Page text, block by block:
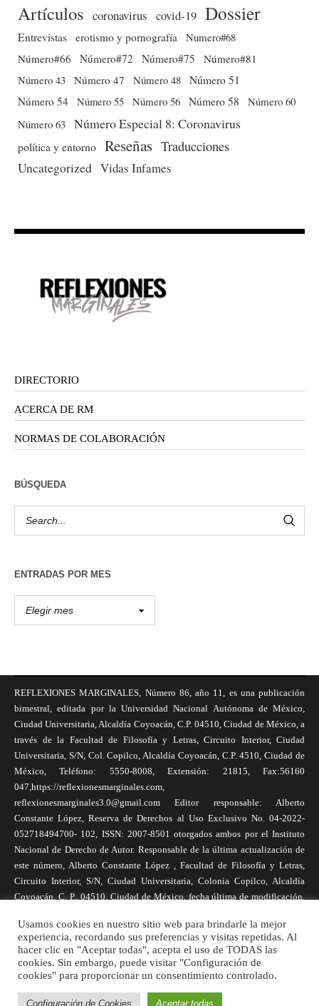
Artículos coronavirus covid-19 Dossier
Entrevistas erotismo y pornografía Numero#68
Número#66
Número#72 Número#75
Número#81
Número 43 Número 47 Número 48 Número 51
Número 54 Número 55 Número 56 Número 58
Número 60
Número 63 Número Especial 8: Coronavirus
política y entorno Reseñas Traducciones
Uncategorized Vidas Infames
DIRECTORIO
ACERCA DE RM
NORMAS DE COLABORACIÓN
BÚSQUEDA
ENTRADAS POR MES
REFLEXIONES MARGINALES, Número 86, año 11, es una publicación
bimestral, editada por la Universidad Nacional Autónoma de México,
Ciudad Universitaria, Alcaldía Coyoacán, C.P. 04510, Ciudad de México, a
través de la Facultad de Filosofía y Letras, Circuito Interior, Ciudad
Universitaria, S/N, Col. Copilco, Alcaldía Coyoacán, C.P. 4510, Ciudad de
México, Teléfono: 5550-8008, Extensión: 21815, Fax:56160
047,https://reflexionesmarginales.com,
reflexionesmarginales3.0@gmail.com Editor responsable: Alberto
Constante López, Reserva de Derechos al Uso Exclusivo No. 04-2022-
052718494700- 102, ISSN: 2007-8501 otorgados ambos por el Instituto
Nacional de Derecho de Autor. Responsable de la última actualización de
este número, Alberto Constante López , Facultad de Filosofía y Letras,
Circuito Interior, S/N, Ciudad Universitaria, Colonia Copilco, Alcaldía
Coyoacán, C. P., 04510, Ciudad de México, fecha última de modificación,
necesariamente reflejan la postura de la revista, ni de Universidad Nacional
Autónoma de México. Los autores son responsables de los contenidos de
sus artículos. Se autoriza la reproducción total o parcial de los textos aquí
publicados siempre y cuando se cite la fuente completa y la dirección
electrónica de la publicación.
Usamos cookies en nuestro sitio web para brindarle la mejor
experiencia, recordando sus preferencias y visitas repetidas. Al
hacer clic en "Aceptar todas", acepta el uso de TODAS las
cookies. Sin embargo, puede visitar "Configuración de
cookies" para proporcionar un consentimiento controlado.
Configuración de Cookies Aceptar todas